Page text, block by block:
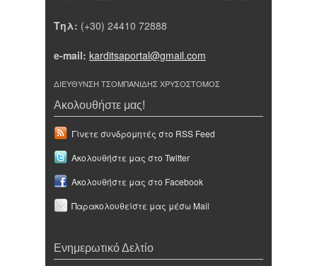
Τηλ: (+30) 24410 72888
e-mail: karditsaportal@gmail.com
ΔΙΕΥΘΥΝΣΗ ΤΣΟΜΠΑΝΙΔΗΣ ΧΡΥΣΟΣΤΟΜΟΣ
Ακολουθήστε μας!
Γίνετε συνδρομητές στο RSS Feed
Ακολουθήστε μας στο Twitter
Ακολουθήστε μας στο Facebook
Παρακολουθείστε μας μέσω Mail
Ενημερωτικό Δελτίο